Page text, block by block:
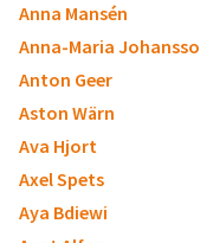
Anna Mansén
Anna-Maria
Anton Geer
Aston Wärn
Ava Hjort
Axel Spets
Aya Bdiewi